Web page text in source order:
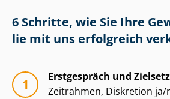
6 Schritte, wie Sie Ihre
lie mit uns erfolgreich
Erstgespräch und
Zeitrahmen, Diskretion ja/